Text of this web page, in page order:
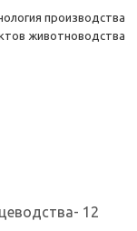
производства
животноводства
12